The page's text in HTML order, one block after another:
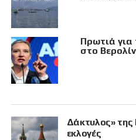
Πρωτιά
στο
Δάκτυλος» της
εκλογές